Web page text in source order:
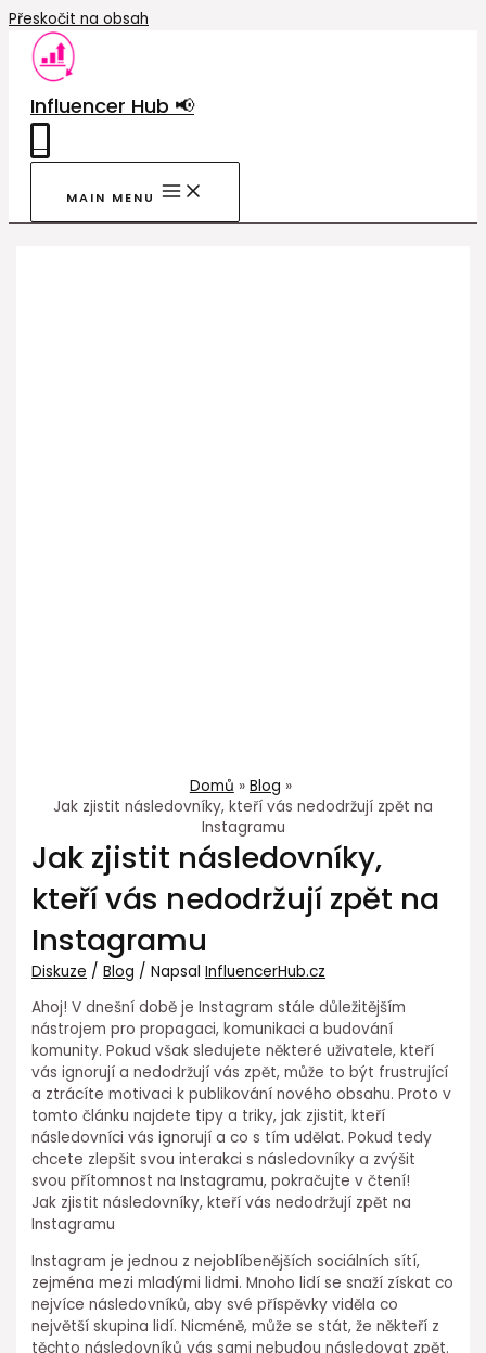
Přeskočit na obsah
Influencer Hub 📢
MAIN MENU
Domů
Blog
Jak zjistit následovníky, kteří vás nedodržují zpět na
Instagramu
Jak zjistit následovníky,
kteří vás nedodržují zpět na
Instagramu
Diskuze /Blog / NapsalInfluencerHub.cz
Ahoj! V dnešní době je Instagram stále důležitějším
nástrojem pro propagaci, komunikaci a budování
komunity. Pokud však sledujete některé uživatele, kteří
vás igno­rují a nedodržují vás zpět, může to být frustrující
a ztrácíte motivaci k publikování nového obsahu. Proto v
tomto článku najdete tipy a triky, jak zjistit, kteří
následovníci vás ignorují a co s tím udělat. Pokud tedy
chcete zlepšit svou interakci s následovníky a zvýšit
svou přítomnost na Instagramu, pokračujte v čtení!
Jak zjistit následovníky, kteří vás nedodržují zpět na
Instagramu
Instagram je jednou z nejoblíbenějších sociálních sítí,
zejména mezi mladými lidmi. Mnoho lidí se snaží získat co
nejvíce následovníků, aby své příspěvky viděla co
největší skupina lidí. Nicméně, může se stát, že někteří z
těchto následovníků vás sami nebudou následovat zpět.